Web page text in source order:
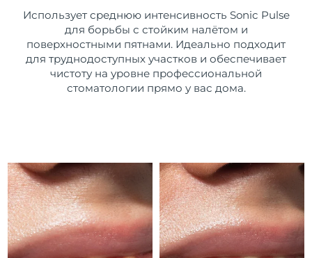
Использует среднюю интенсивность Sonic Pulse
для борьбы с стойким налётом и
поверхностными пятнами. Идеально подходит
для труднодоступных участков и обеспечивает
чистоту на уровне профессиональной
стоматологии прямо у вас дома.
Катар
09/08/2026
Реюньон
Ожидаемая дата доставки
13/08/2026
Румыния
Ожидаемая дата доставки
Саудовская Аравия
Ожидаемая дата доставки
09/08/2026
Сингапур
Ожидаемая дата доставки
10/08/2026
Ожидаемая дата доставки